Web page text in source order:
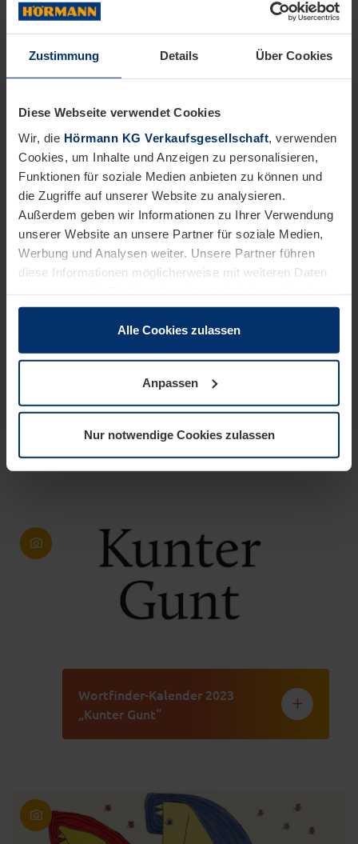
Zustimmung Details Über Cookies
Diese Webseite verwendet Cookies
Wir, die Hörmann KG Verkaufsgesellschaft , verwenden
Cookies, um Inhalte und Anzeigen zu personalisieren,
Funktionen für soziale Medien anbieten zu können und
die Zugriffe auf unserer Website zu analysieren.
Außerdem geben wir Informationen zu Ihrer Verwendung
unserer Website an unsere Partner für soziale Medien,
Werbung und Analysen weiter. Unsere Partner führen
diese Informationen möglicherweise mit weiteren Daten
sie im Rahmen Ihrer Nutzung der Dienste gesammelt
Rechtlich können wir Cookies auf Ihrem Gerät speichern,
notwendig sind. Für alle anderen Cookie-Typen benötigen
wir Ihre Erlaubnis. Ihre Einwilligung können Sie jederzeit
in der Cookie-Erläuterung auf der Seite
widerrufen.
Alle Cookies zulassen
Anpassen
Nur notwendige Cookies zulassen
Wortfinder-Kalender 2024 „Der
Wind bläst auch ins Glück“
„Heraus mit den Sprachen“
Wortfinder-Kalender 2023
„Kunter Gunt“